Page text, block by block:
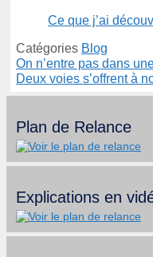
Ce que j’ai
Catégories Blog
On n’entre pas dans
Deux voies s’offrent à
Plan de Relance
Explications en